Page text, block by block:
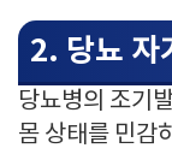
2. 당뇨 자
당뇨병의 조기
몸 상태를 민감